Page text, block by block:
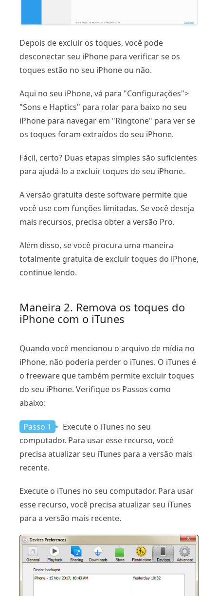
Depois de excluir os toques, você pode
desconectar seu iPhone para verificar se os
toques estão no seu iPhone ou não.
Aqui no seu iPhone, vá para "Configurações">
"Sons e Haptics" para rolar para baixo no seu
iPhone para navegar em "Ringtone" para ver se
os toques foram extraídos do seu iPhone.
Fácil, certo? Duas etapas simples são suficientes
para ajudá-lo a excluir toques do seu iPhone.
A versão gratuita deste software permite que
você use com funções limitadas. Se você deseja
mais recursos, precisa obter a versão Pro.
Além disso, se você procura uma maneira
totalmente gratuita de excluir toques do iPhone,
continue lendo.
Maneira 2. Remova os toques do
iPhone com o iTunes
Quando você mencionou o arquivo de mídia no
iPhone, não poderia perder o iTunes. O iTunes é
o freeware que também permite excluir toques
do seu iPhone. Verifique os Passos como
abaixo:
Passo 1
Execute o iTunes no seu
computador. Para usar esse recurso, você
precisa atualizar seu iTunes para a versão mais
recente.
Execute o iTunes no seu computador. Para usar
esse recurso, você precisa atualizar seu iTunes
para a versão mais recente.